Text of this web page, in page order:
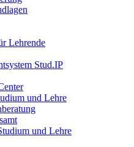
Lehrende
Stud.IP
und Lehre
und Lehre